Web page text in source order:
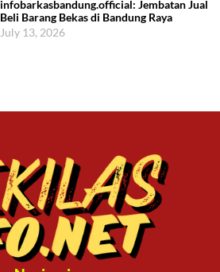
infobarkasbandung.official: Jembatan Jual
Beli Barang Bekas di Bandung Raya
July 13, 2026